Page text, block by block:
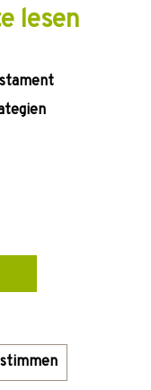
lesen